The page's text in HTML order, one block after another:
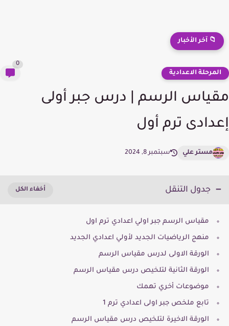
📁 آخر الأخبار
الاعدادية
الرسم | درس جبر أولى
ترم أول
مستر علي سبتمبر 8, 2024
جدول التنقل
مقياس الرسم جبر اولي اعدادي ترم اول
منهج الرياضيات الجديد لأولي اعدادي الجديد
الورقة الاولى لدرس مقياس الرسم
الورقة الثانية لتلخيص درس مقياس الرسم
موضوعات أخري تهمك
تابع ملخص جبر اولى اعدادي ترم 1
الورقة الاخيرة لتلخيص درس مقياس الرسم